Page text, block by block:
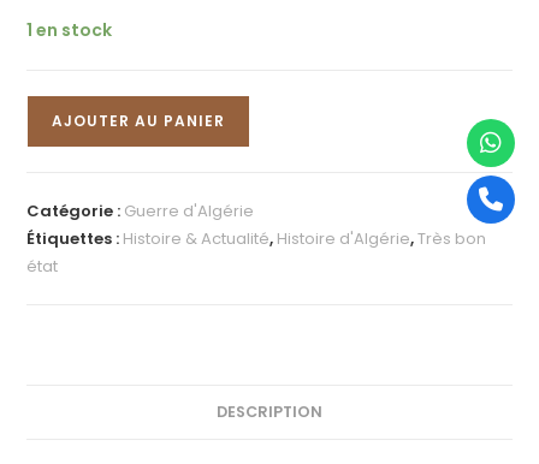
1 en stock
AJOUTER AU PANIER
Catégorie : Guerre d'Algérie
Étiquettes : Histoire & Actualité, Histoire d'Algérie,Très bon
état
DESCRIPTION